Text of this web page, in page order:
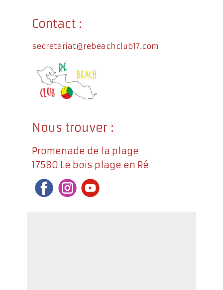
Contact :
secretariat@rebeachclub17.com
Nous trouver :
Promenade de la plage
17580 Le bois plage en Ré